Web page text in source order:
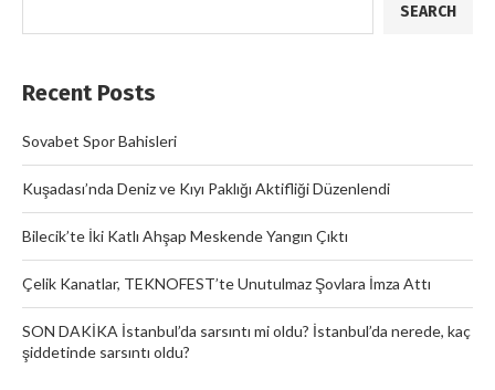
SEARCH
Recent Posts
Sovabet Spor Bahisleri
Kuşadası’nda Deniz ve Kıyı Paklığı Aktifliği Düzenlendi
Bilecik’te İki Katlı Ahşap Meskende Yangın Çıktı
Çelik Kanatlar, TEKNOFEST’te Unutulmaz Şovlara İmza Attı
SON DAKİKA İstanbul’da sarsıntı mi oldu? İstanbul’da nerede, kaç
şiddetinde sarsıntı oldu?